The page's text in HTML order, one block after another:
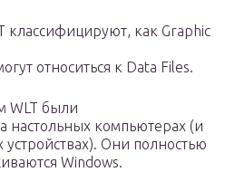
классифицируют, как Graphic
относиться к Data Files.
WLT были
компьютерах (и
Они полностью
Windows.